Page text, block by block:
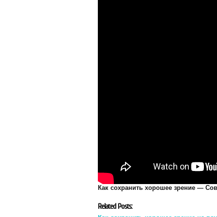
Как сохранить хорошее зрение —
Related Posts: